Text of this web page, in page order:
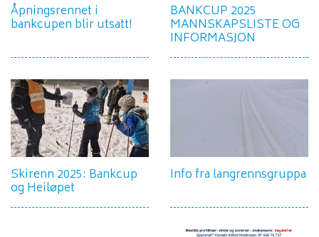
Åpningsrennet i
bankcupen blir utsatt!
BANKCUP 2025
MANNSKAPSLISTE OG
INFORMASJON
Skirenn 2025: Bankcup
og Heiløpet
Info fra langrennsgruppa